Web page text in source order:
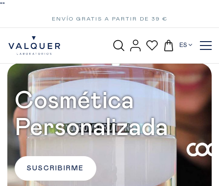
""
ENVÍO GRATIS A PARTIR DE 39 €
ES
Cosmética
Personalizada
SUSCRIBIRME